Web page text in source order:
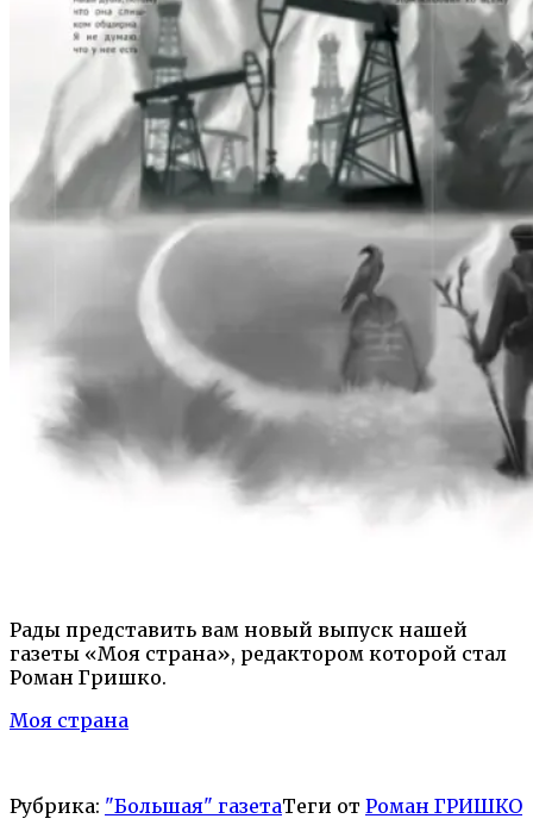
Рады представить вам новый выпуск нашей
газеты «Моя страна», редактором которой стал
Роман Гришко.
Моя страна
Рубрика: "Большая" газетаТеги от Роман ГРИШКО